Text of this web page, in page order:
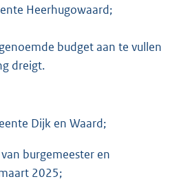
Heerhugowaard;
budget aan te vullen
dreigt.
Dijk en Waard;
burgemeester en
2025;